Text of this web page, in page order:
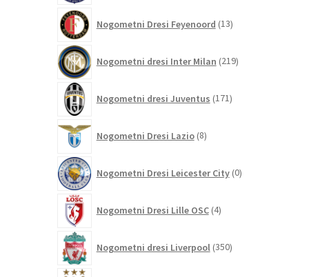
Nogometni Dresi Feyenoord 13izdelkov
Nogometni dresi Inter Milan 219izdelkov
Nogometni dresi Juventus 171izdelkov
Nogometni Dresi Lazio 8izdelkov
Nogometni Dresi Leicester City 0izdelkov
Nogometni Dresi Lille OSC 4izdelki
Nogometni dresi Liverpool 350izdelkov